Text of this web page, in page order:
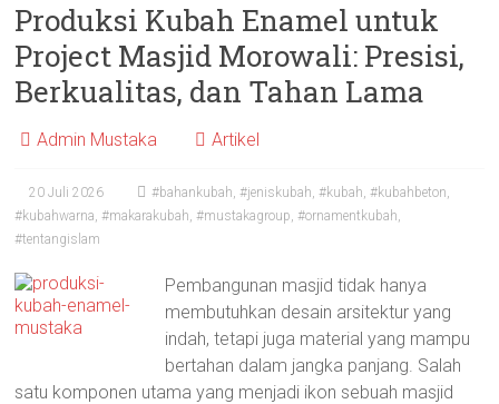
Produksi Kubah Enamel untuk
Project Masjid Morowali: Presisi,
Berkualitas, dan Tahan Lama
Admin Mustaka Artikel
20 Juli 2026 #bahankubah,#jeniskubah,#kubah,#kubahbeton,
#kubahwarna,#makarakubah,#mustakagroup,#ornamentkubah,
#tentangislam
Pembangunan masjid tidak hanya
membutuhkan desain arsitektur yang
indah, tetapi juga material yang mampu
bertahan dalam jangka panjang. Salah
satu komponen utama yang menjadi ikon sebuah masjid